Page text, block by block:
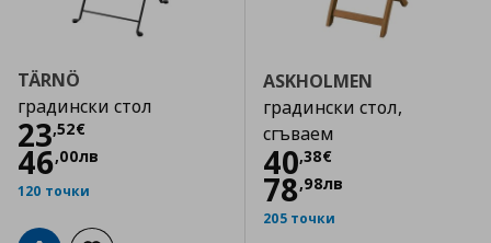
TÄRNÖ
градински стол
23,52€
Цена
46,00лв
120 точки
ASKHOLMEN
градински стол,
сгъваем
40,38€
Цена
78,98лв
205 точки